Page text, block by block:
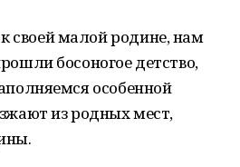
своей малой родине, нам
босоногое детство,
особенной
из родных мест,